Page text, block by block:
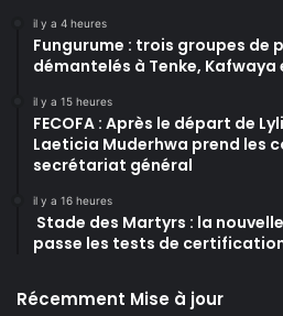
il y a 4 heures
Fungurume : trois groupes de
démantelés à Tenke, Kafwaya
il y a 15 heures
FECOFA : Après le départ de
Laeticia Muderhwa prend les
secrétariat général
il y a 16 heures
Stade des Martyrs : la
passe les tests de
Récemment Mise à jour